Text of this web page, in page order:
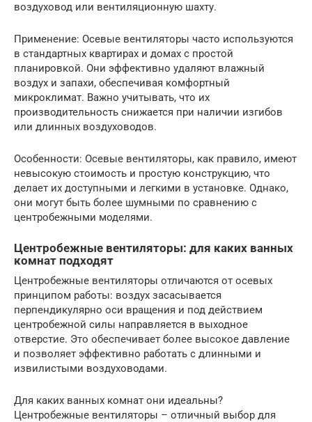
воздуховод или вентиляционную шахту.
Применение: Осевые вентиляторы часто используются
в стандартных квартирах и домах с простой
планировкой. Они эффективно удаляют влажный
воздух и запахи, обеспечивая комфортный
микроклимат. Важно учитывать, что их
производительность снижается при наличии изгибов
или длинных воздуховодов.
Особенности: Осевые вентиляторы, как правило, имеют
невысокую стоимость и простую конструкцию, что
делает их доступными и легкими в установке. Однако,
они могут быть более шумными по сравнению с
центробежными моделями.
Центробежные вентиляторы: для каких ванных
комнат подходят
Центробежные вентиляторы отличаются от осевых
принципом работы: воздух засасывается
перпендикулярно оси вращения и под действием
центробежной силы направляется в выходное
отверстие. Это обеспечивает более высокое давление
и позволяет эффективно работать с длинными и
извилистыми воздуховодами.
Для каких ванных комнат они идеальны?
Центробежные вентиляторы – отличный выбор для